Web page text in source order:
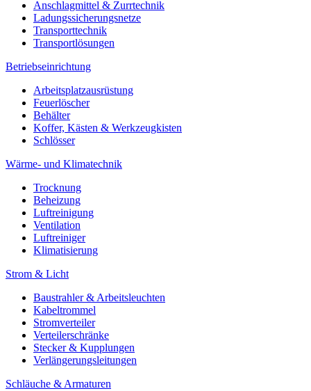
Anschlagmittel & Zurrtechnik
Ladungssicherungsnetze
Transporttechnik
Transportlösungen
Betriebseinrichtung
Arbeitsplatzausrüstung
Feuerlöscher
Behälter
Koffer, Kästen & Werkzeugkisten
Schlösser
Wärme- und Klimatechnik
Trocknung
Beheizung
Luftreinigung
Ventilation
Luftreiniger
Klimatisierung
Strom & Licht
Baustrahler & Arbeitsleuchten
Kabeltrommel
Stromverteiler
Verteilerschränke
Stecker & Kupplungen
Verlängerungs­leitungen
Schläuche & Armaturen